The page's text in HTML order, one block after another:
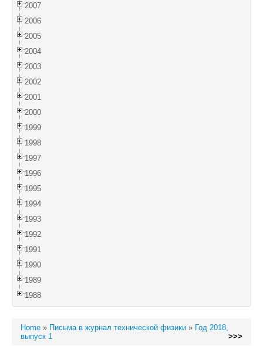
2007
2006
2005
2004
2003
2002
2001
2000
1999
1998
1997
1996
1995
1994
1993
1992
1991
1990
1989
1988
Home » Письма в журнал технической физики » Год 2018,
выпуск 1
>>>